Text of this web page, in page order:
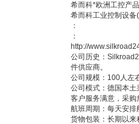
希而科*欧洲工控产
希而科工业控制设
：
：
http://
公司历史：
件供应商。
公司规模：100人左
公司模式：德国本
客户服务满意，采购
航班周期：每天安
货物包装：长期以